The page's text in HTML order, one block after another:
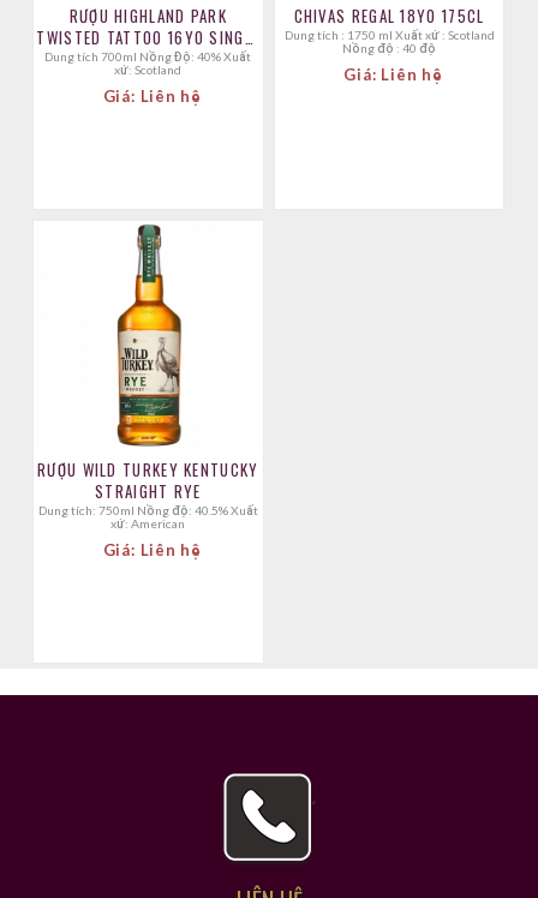
RƯỢU HIGHLAND PARK
TWISTED TATTOO 16YO SINGLE
HIGHLAND MALT
Dung tích 700ml Nồng Độ: 40% Xuất
xứ: Scotland
Giá: Liên hệ
CHIVAS REGAL 18YO 175CL
Dung tích : 1750 ml Xuất xứ : Scotland
Nồng độ : 40 độ
Giá: Liên hệ
RƯỢU WILD TURKEY KENTUCKY
STRAIGHT RYE
Dung tích: 750ml Nồng độ: 40.5% Xuất
xứ: American
Giá: Liên hệ